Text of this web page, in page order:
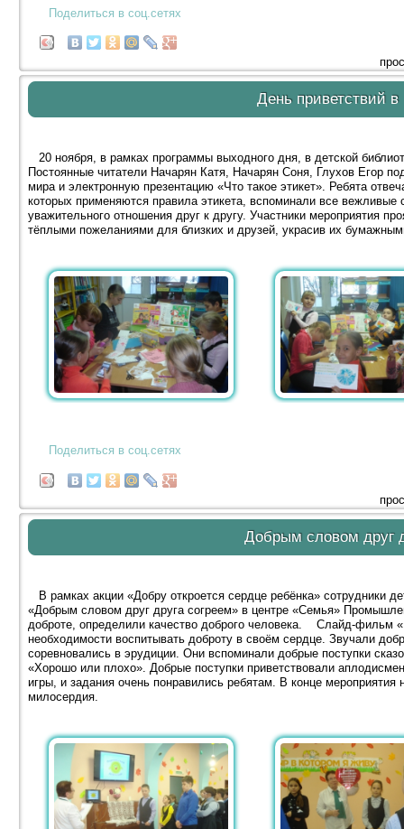
Поделиться в соц.сетях
День приветствий в
20 ноября, в рамках программы выходного дня, в детской
Постоянные читатели Начарян Катя, Начарян Соня, Глухов Егор
мира и электронную презентацию «Что такое этикет». Ребята
которых применяются правила этикета, вспоминали все вежливые
уважительного отношения друг к другу. Участники мероприятия
тёплыми пожеланиями для близких и друзей, украсив их
Поделиться в соц.сетях
Добрым словом друг
В рамках акции «Добру откроется сердце ребёнка» сотрудники
«Добрым словом друг друга согреем» в центре «Семья»
доброте, определили качество доброго человека. Слайд-фильм
необходимости воспитывать доброту в своём сердце. Звучали
соревновались в эрудиции. Они вспоминали добрые поступки
«Хорошо или плохо». Добрые поступки приветствовали
игры, и задания очень понравились ребятам. В конце
милосердия.